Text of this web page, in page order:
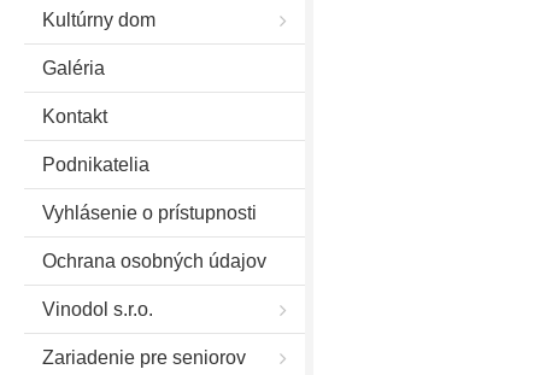
Kultúrny dom
Galéria
Kontakt
Podnikatelia
Vyhlásenie o prístupnosti
Ochrana osobných údajov
Vinodol s.r.o.
Zariadenie pre seniorov